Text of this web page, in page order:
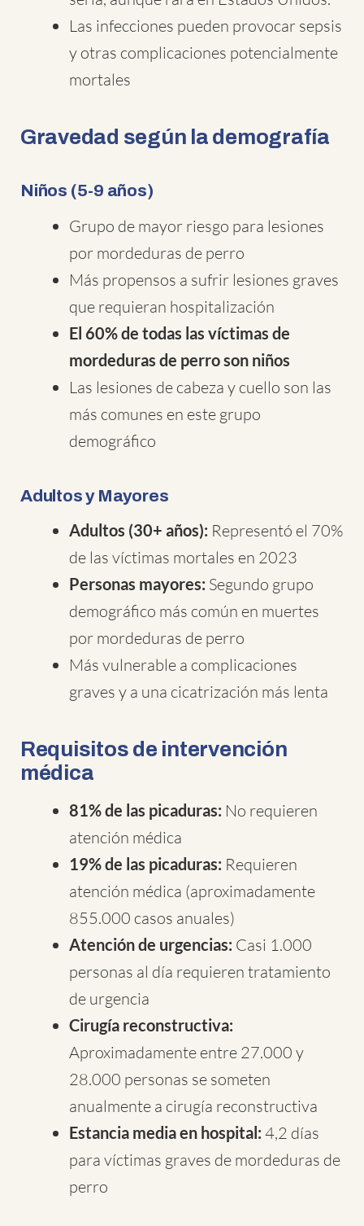
Las infecciones pueden provocar sepsis
y otras complicaciones potencialmente
mortales
Gravedad según la demografía
Niños (5-9 años)
Grupo de mayor riesgo para lesiones
por mordeduras de perro
Más propensos a sufrir lesiones graves
que requieran hospitalización
El 60% de todas las víctimas de
mordeduras de perro son niños
Las lesiones de cabeza y cuello son las
más comunes en este grupo
demográfico
Adultos y Mayores
Adultos (30+ años): Representó el 70%
de las víctimas mortales en 2023
Personas mayores: Segundo grupo
demográfico más común en muertes
por mordeduras de perro
Más vulnerable a complicaciones
graves y a una cicatrización más lenta
Requisitos de intervención
médica
81% de las picaduras: No requieren
atención médica
19% de las picaduras: Requieren
atención médica (aproximadamente
855.000 casos anuales)
Atención de urgencias: Casi 1.000
personas al día requieren tratamiento
de urgencia
Cirugía reconstructiva:
Aproximadamente entre 27.000 y
28.000 personas se someten
anualmente a cirugía reconstructiva
Estancia media en hospital: 4,2 días
para víctimas graves de mordeduras de
perro